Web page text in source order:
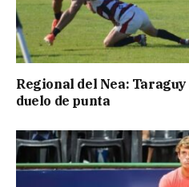
Regional del Nea:
duelo de punta